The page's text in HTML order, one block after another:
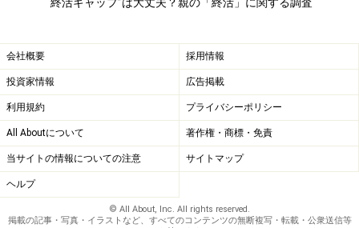
会社概要 採用情報
投資家情報 広告掲載
利用規約 プライバシーポリシー
All Aboutについて 著作権・商標・免責
当サイトの情報についての注意 サイトマップ
ヘルプ
© All About, Inc. All rights reserved.
掲載の記事・写真・イラストなど、すべてのコンテンツの無断複写・転載・公衆送信等